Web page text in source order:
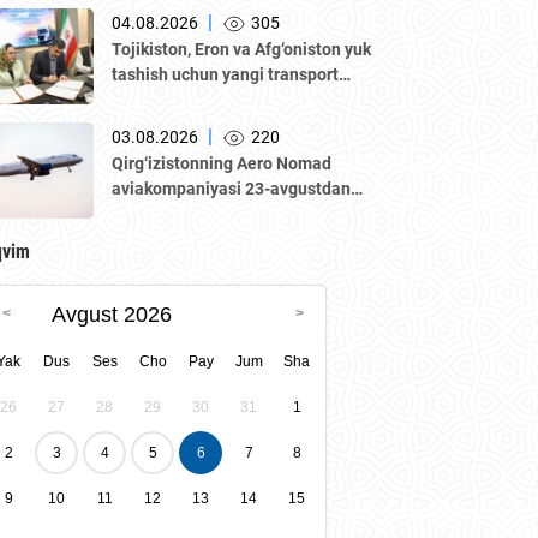
delegatsiya ishtirokida Oʼzbekiston–
Qozogʼiston biznes-forumi va B2B
muzokaralari boʼlib oʼtmoqda.
04.08.2026 |
305
Tojikiston, Eron va Afg‘oniston yuk
tashish uchun yangi transport
03.08.2026 |
220
Qirg‘izistonning Aero Nomad
aviakompaniyasi 23-avgustdan
Avgust 2026
Dus Ses Cho Pay Jum Sha
26 27 28 29 30 31 1
2 3 4 5 6 7 8
9 10 11 12 13 14 15